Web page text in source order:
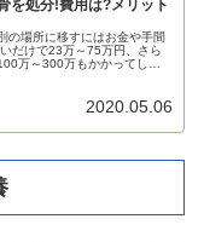
を処分!費用は?メリット
の場所に移すにはお金や手間
万～300万もかかってしま
2020.05.06